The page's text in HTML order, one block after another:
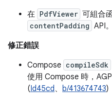
在 PdfViewer 可組合
contentPadding API
修正錯誤
Compose compileSdk
使用 Compose 時，
(Id45cd、 b/413674743)